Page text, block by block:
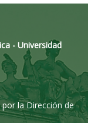
- Universidad
la Dirección de